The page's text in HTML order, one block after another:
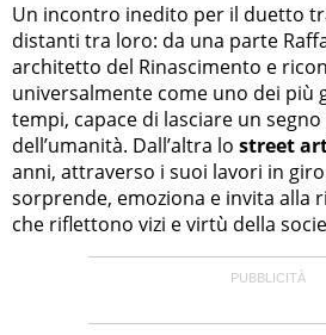
Un incontro inedito per il duetto
distanti tra loro: da una parte
architetto del Rinascimento e
universalmente come uno dei
tempi, capace di lasciare un
dell’umanità. Dall’altra lo street
anni, attraverso i suoi lavori in
sorprende, emoziona e invita alla
che riflettono vizi e virtù della